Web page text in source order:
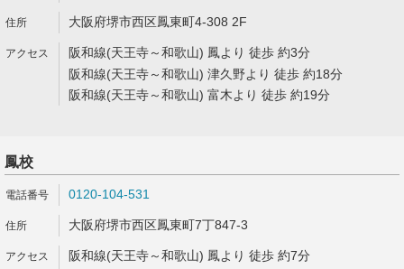
大阪府堺市西区鳳東町4-308 2F
阪和線(天王寺～和歌山) 鳳より 徒歩 約3分
阪和線(天王寺～和歌山) 津久野より 徒歩 約18分
阪和線(天王寺～和歌山) 富木より 徒歩 約19分
鳳校
0120-104-531
大阪府堺市西区鳳東町7丁847-3
阪和線(天王寺～和歌山) 鳳より 徒歩 約7分